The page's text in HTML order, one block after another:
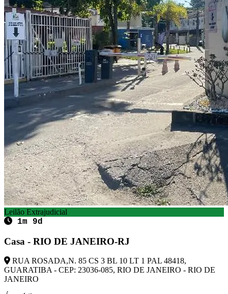
Leilão Extrajudicial
1m 9d
Casa - RIO DE JANEIRO-RJ
RUA ROSADA,N. 85 CS 3 BL 10 LT 1 PAL 48418,
GUARATIBA - CEP: 23036-085, RIO DE JANEIRO - RIO DE
JANEIRO